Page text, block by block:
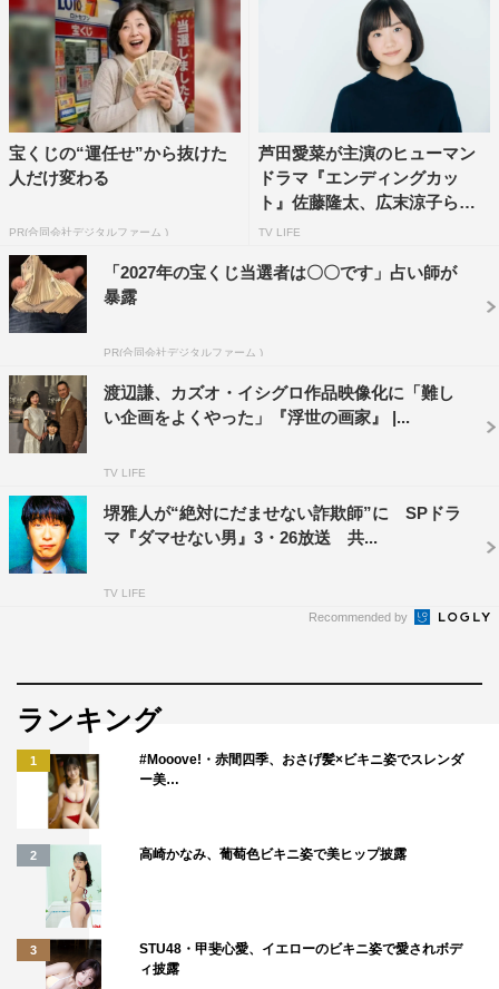
◆夫・和俊役の佐藤隆太との再共演はいかがでしたか。
佐藤さんご自身から出てくる優しさと人柄の良さがこの和
ちゃんにぴったりだと思いました。台本を読んでいても自
分の中で、佐藤さんが演じる和ちゃんの映像がイメージで
きました。
◆本作を通して、エンディングカットという活動について
オーディオドラマの時にこのエンディングカットというお
仕事を知って、ヘアカットの重要さを感じました。その人
の人生や思い出を蘇らせてくれる大切なお仕事だと思いま
した。
◆視聴者の方へメッセージをお願いします。
トを通して深まっていく家族の絆…決して悲しいだけのド
ラマではなく、大切なメッセージがたくさんあります。見
終わったときにあたたかい気持ちになる作品だと思いま
土曜ドラマ『エンディングカット』
2022年3月19日（土）後9・00～10・13
©NHK
宝くじの“運任せ”から抜けた
人だけ変わる
PR(合同会社デジタルファーム )
芦田愛菜が主演のヒューマン
ドラマ『エンディングカッ
ト』佐藤隆太、広末涼子らも
出演...
TV LIFE
「2027年の宝くじ当選者は〇〇です」占い師が
暴露
PR(合同会社デジタルファーム )
渡辺謙、カズオ・イシグロ作品映像化に「難し
い企画をよくやった」『浮世の画家』 |...
TV LIFE
堺雅人が“絶対にだませない詐欺師”に SPドラ
マ『ダマせない男』3・26放送 共...
TV LIFE
Recommended by
ランキング
1
#Mooove!・赤間四季、おさげ髪×ビキニ姿でスレンダ
ー美…
2 高崎かなみ、葡萄色ビキニ姿で美ヒップ披露
3
STU48・甲斐心愛、イエローのビキニ姿で愛されボデ
ィ披露